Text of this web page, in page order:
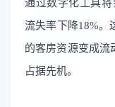
通过数字化工具
流失率下降18%。
的客房资源变成流
占据先机。